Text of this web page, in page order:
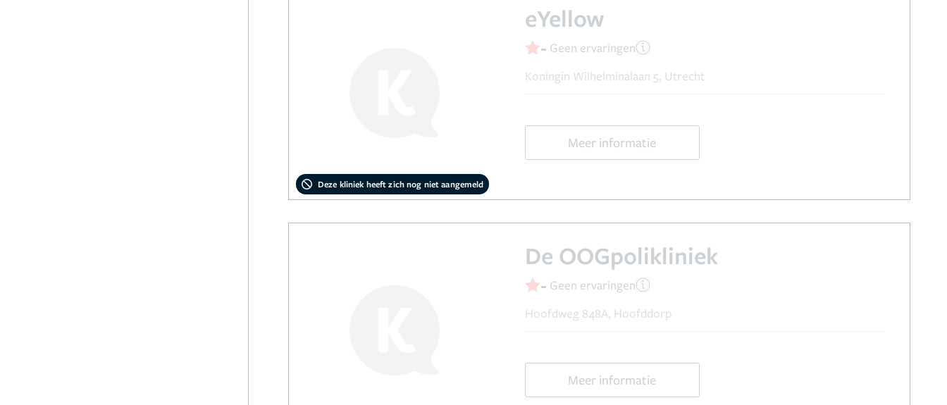
Deze kliniek heeft zich nog niet aangemeld
eYellow
- Geen ervaringen
Koningin Wilhelminalaan 5, Utrecht
Meer informatie
De OOGpolikliniek
- Geen ervaringen
Hoofdweg 848A, Hoofddorp
Meer informatie